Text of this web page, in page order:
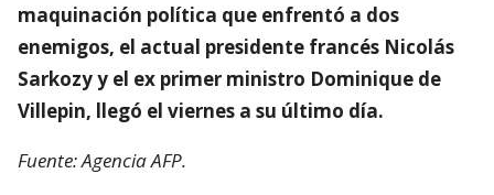
maquinación política que enfrentó a dos
enemigos, el actual presidente francés Nicolás
Sarkozy y el ex primer ministro Dominique de
Villepin, llegó el viernes a su último día.
Fuente: Agencia AFP.